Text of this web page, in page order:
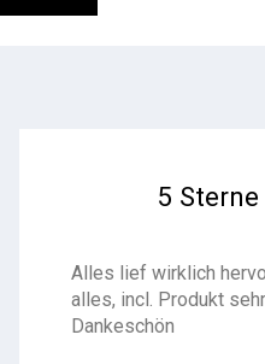
5 Sterne
Alles lief wirklich
alles, incl. Produkt
Dankeschön